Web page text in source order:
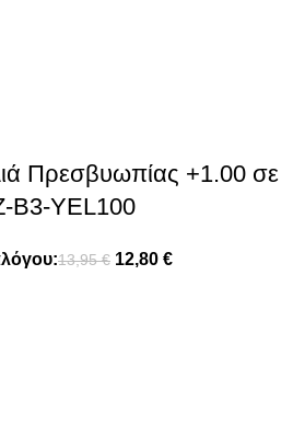
Πρεσβυωπίας +1.00 σε
B3-YEL100
13,95€ 12,80 €